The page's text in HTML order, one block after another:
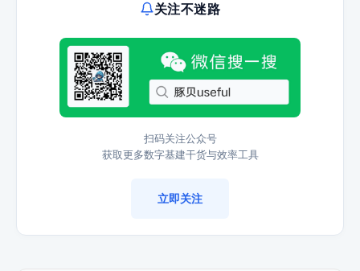
关注不迷路
扫码关注公众号
获取更多数字基建干货与效率工具
立即关注